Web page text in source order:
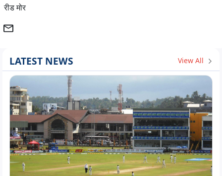
रीड मोर
LATEST NEWS View All